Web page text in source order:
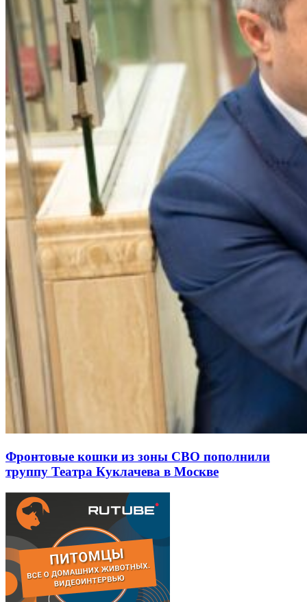
Фронтовые кошки из зоны СВО пополнили
труппу Театра Куклачева в Москве